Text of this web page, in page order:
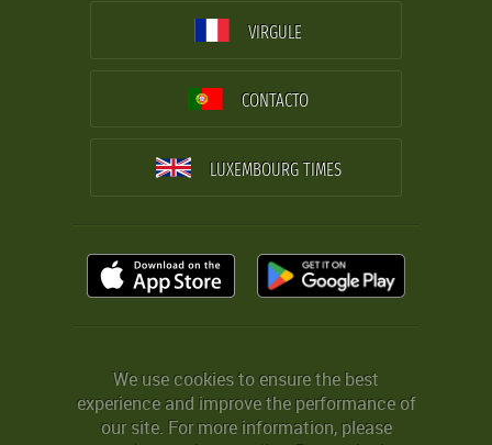
VIRGULE
CONTACTO
LUXEMBOURG TIMES
We use cookies to ensure the best
experience and improve the performance of
our site. For more information, please